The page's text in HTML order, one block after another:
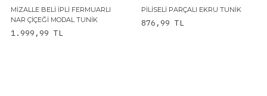
MIZALLE BELI İPLI FERMUARLI
NAR ÇIÇEĞI MODAL TUNIK
1.999,99 TL
PILISELI PARÇALI EKRU TUNIK
876,99 TL